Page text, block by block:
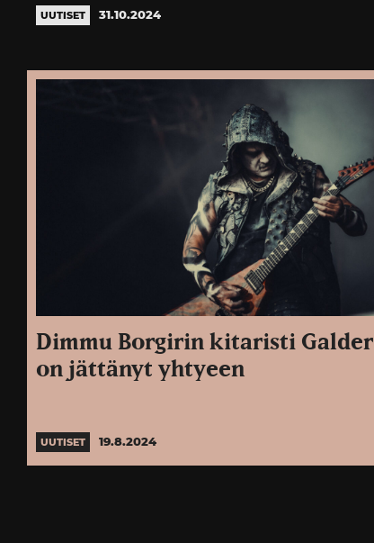
UUTISET 31.10.2024
Dimmu Borgirin kitaristi Galder
on jättänyt yhtyeen
UUTISET 19.8.2024